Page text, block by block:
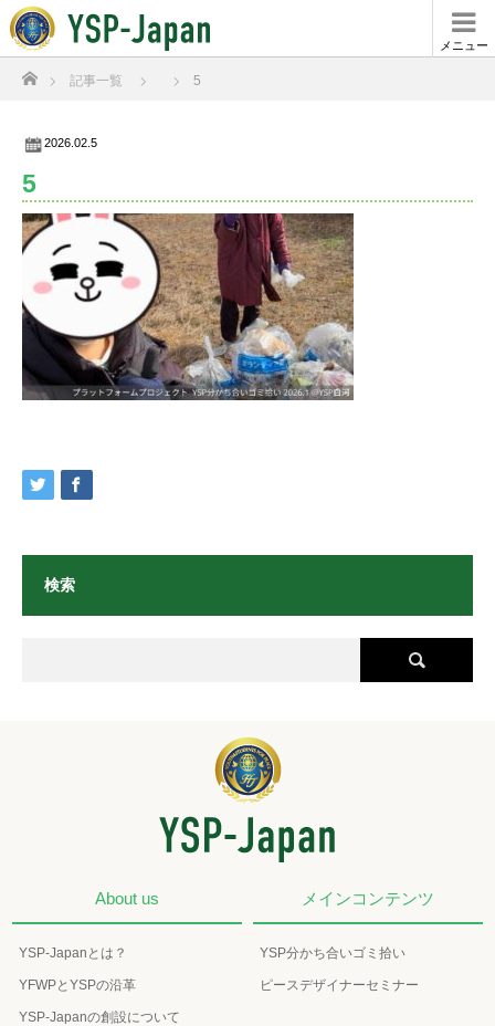
メニュー
ホーム
記事一覧 5
2026.02.5
5
検索
About us
YSP-Japanとは？
YFWPとYSPの沿革
YSP-Japanの創設について
メインコンテンツ
YSP分かち合いゴミ拾い
ピースデザイナーセミナー